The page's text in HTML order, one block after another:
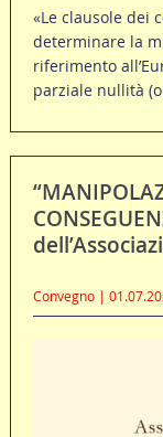
«Le clausole dei
determinare la
riferimento
parziale nullità
Convegno |